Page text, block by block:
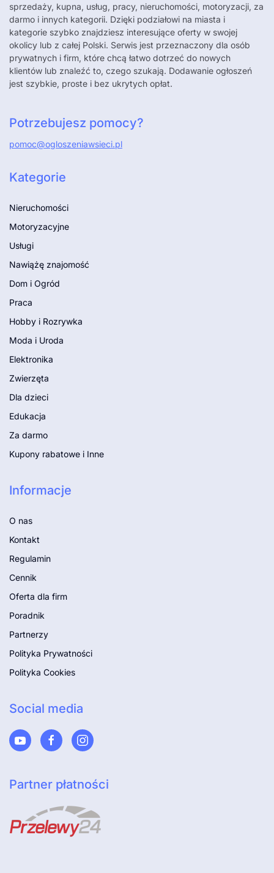
sprzedaży, kupna, usług, pracy, nieruchomości, motoryzacji, za
darmo i innych kategorii. Dzięki podziałowi na miasta i
kategorie szybko znajdziesz interesujące oferty w swojej
okolicy lub z całej Polski. Serwis jest przeznaczony dla osób
prywatnych i firm, które chcą łatwo dotrzeć do nowych
klientów lub znaleźć to, czego szukają. Dodawanie ogłoszeń
jest szybkie, proste i bez ukrytych opłat.
Potrzebujesz pomocy?
pomoc@ogloszeniawsieci.pl
Kategorie
Nieruchomości
Motoryzacyjne
Usługi
Nawiążę znajomość
Dom i Ogród
Praca
Hobby i Rozrywka
Moda i Uroda
Elektronika
Zwierzęta
Dla dzieci
Edukacja
Za darmo
Kupony rabatowe i Inne
Informacje
O nas
Kontakt
Regulamin
Cennik
Oferta dla firm
Poradnik
Partnerzy
Polityka Prywatności
Polityka Cookies
Social media
Partner płatności